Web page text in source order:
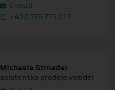
E‑mail
+420 775 775 223
Michaela Strnadel
asistentka prodeje vozidel